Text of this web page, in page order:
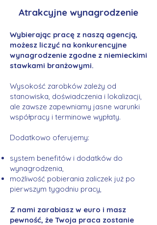
Atrakcyjne wynagrodzenie
Wybierając pracę z naszą agencją,
możesz liczyć na konkurencyjne
wynagrodzenie zgodne z niemieckimi
stawkami branżowymi.
Wysokość zarobków zależy od
stanowiska, doświadczenia i lokalizacji,
ale zawsze zapewniamy jasne warunki
współpracy i terminowe wypłaty.
Dodatkowo oferujemy:
system benefitów i dodatków do
wynagrodzenia,
możliwość pobierania zaliczek już po
pierwszym tygodniu pracy,
Z nami zarabiasz w euro i masz
pewność, że Twoja praca zostanie